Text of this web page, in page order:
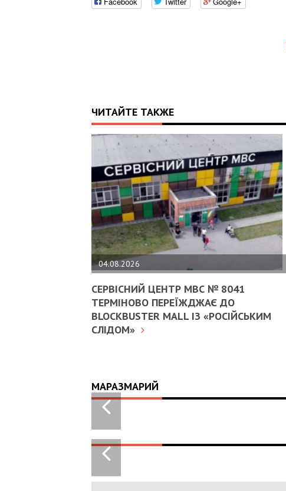
ЧИТАЙТЕ ТАКЖЕ
04.08.2026
СЕРВІСНИЙ ЦЕНТР МВС № 8041
ТЕРМІНОВО ПЕРЕЇЖДЖАЄ ДО
BLOCKBUSTER MALL ІЗ «РОСІЙСЬКИМ
СЛІДОМ»
МАРАЗМАРИЙ